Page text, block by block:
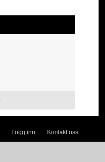
Logg inn Kontakt oss